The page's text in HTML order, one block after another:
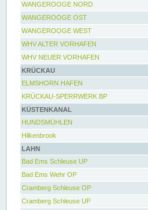
WANGEROOGE NORD
WANGEROOGE OST
WANGEROOGE WEST
WHV ALTER VORHAFEN
WHV NEUER VORHAFEN
KRÜCKAU
ELMSHORN HAFEN
KRÜCKAU-SPERRWERK BP
KÜSTENKANAL
HUNDSMÜHLEN
Hilkenbrook
LAHN
Bad Ems Schleuse UP
Bad Ems Wehr OP
Cramberg Schleuse OP
Cramberg Schleuse UP